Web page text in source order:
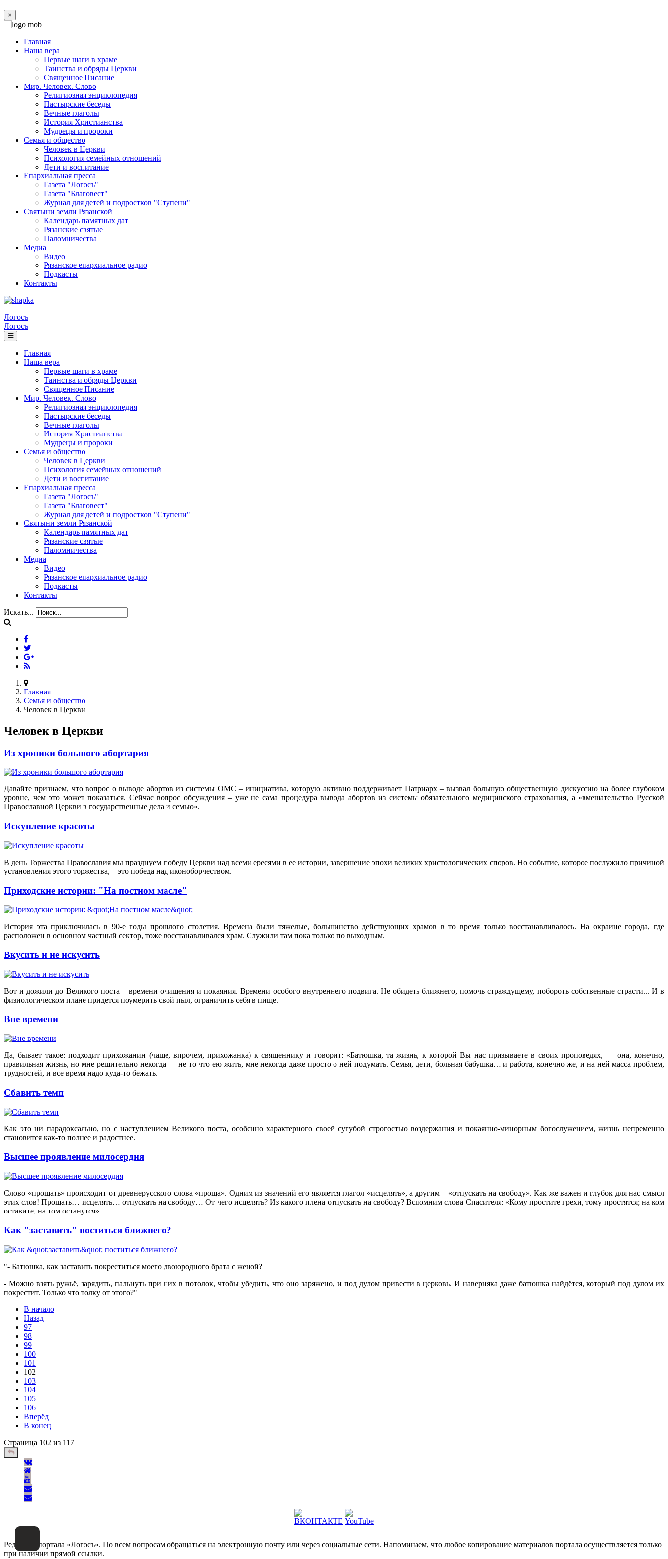
×
Главная
Наша вера
Первые шаги в храме
Таинства и обряды Церкви
Священное Писание
Мир. Человек. Слово
Религиозная энциклопедия
Пастырские беседы
Вечные глаголы
История Христианства
Мудрецы и пророки
Семья и общество
Человек в Церкви
Психология семейных отношений
Дети и воспитание
Епархиальная пресса
Газета "Логосъ"
Газета "Благовест"
Журнал для детей и подростков "Ступени"
Святыни земли Рязанской
Календарь памятных дат
Рязанские святые
Паломничества
Медиа
Видео
Рязанское епархиальное радио
Подкасты
Контакты
Логосъ
Логосъ
Главная
Наша вера
Первые шаги в храме
Таинства и обряды Церкви
Священное Писание
Мир. Человек. Слово
Религиозная энциклопедия
Пастырские беседы
Вечные глаголы
История Христианства
Мудрецы и пророки
Семья и общество
Человек в Церкви
Психология семейных отношений
Дети и воспитание
Епархиальная пресса
Газета "Логосъ"
Газета "Благовест"
Журнал для детей и подростков "Ступени"
Святыни земли Рязанской
Календарь памятных дат
Рязанские святые
Паломничества
Медиа
Видео
Рязанское епархиальное радио
Подкасты
Контакты
Искать...
Главная
Семья и общество
Человек в Церкви
Человек в Церкви
Из хроники большого абортария
Давайте признаем, что вопрос о выводе абортов из системы ОМС – инициатива, которую активно поддерживает Патриарх – вызвал большую общественную дискуссию на более глубоком
уровне, чем это может показаться. Сейчас вопрос обсуждения – уже не сама процедура вывода абортов из системы обязательного медицинского страхования, а «вмешательство Русской
Православной Церкви в государственные дела и семью».
Искупление красоты
В день Торжества Православия мы празднуем победу Церкви над всеми ересями в ее истории, завершение эпохи великих христологических споров. Но событие, которое послужило причиной
установления этого торжества, – это победа над иконоборчеством.
Приходские истории: "На постном масле"
История эта приключилась в 90-е годы прошлого столетия. Времена были тяжелые, большинство действующих храмов в то время только восстанавливалось. На окраине города, где
расположен в основном частный сектор, тоже восстанавливался храм. Служили там пока только по выходным.
Вкусить и не искусить
Вот и дожили до Великого поста – времени очищения и покаяния. Времени особого внутреннего подвига. Не обидеть ближнего, помочь страждущему, побороть собственные страсти... И в
физиологическом плане придется поумерить свой пыл, ограничить себя в пище.
Вне времени
Да, бывает такое: подходит прихожанин (чаще, впрочем, прихожанка) к священнику и говорит: «Батюшка, та жизнь, к которой Вы нас призываете в своих проповедях, — она, конечно,
правильная жизнь, но мне решительно некогда — не то что ею жить, мне некогда даже просто о ней подумать. Семья, дети, больная бабушка… и работа, конечно же, и на ней масса проблем,
трудностей, и все время надо куда-то бежать.
Сбавить темп
Как это ни парадоксально, но с наступлением Великого поста, особенно характерного своей сугубой строгостью воздержания и покаянно-минорным богослужением, жизнь непременно
становится как-то полнее и радостнее.
Высшее проявление милосердия
Слово «прощать» происходит от древнерусского слова «проща». Одним из значений его является глагол «исцелять», а другим – «отпускать на свободу». Как же важен и глубок для нас смысл
этих слов! Прощать… исцелять… отпускать на свободу… От чего исцелять? Из какого плена отпускать на свободу? Вспомним слова Спасителя: «Кому простите грехи, тому простятся; на ком
оставите, на том останутся».
Как "заставить" поститься ближнего?
"- Батюшка, как заставить покреститься моего двоюродного брата с женой?
- Можно взять ружьё, зарядить, пальнуть при них в потолок, чтобы убедить, что оно заряжено, и под дулом привести в церковь. И наверняка даже батюшка найдётся, который под дулом их
покрестит. Только что толку от этого?"
В начало
Назад
97
98
99
100
101
102
103
104
105
106
Вперёд
В конец
Страница 102 из 117
Редакция портала «Логосъ». По всем вопросам обращаться на электронную почту или через социальные сети. Напоминаем, что любое копирование материалов портала осуществляется только
при наличии прямой ссылки.